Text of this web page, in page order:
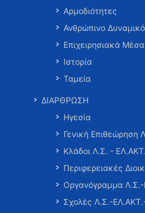
Αρμοδιότητες
Ανθρώπινο Δυναμικό
Επιχειρησιακά Μέσα
Ιστορία
Ταμεία
ΔΙΑΡΘΡΩΣΗ
Ηγεσία
Γενική Επιθεώρηση
Κλάδοι Λ.Σ. - ΕΛ.ΑΚΤ.
Περιφερειακές
Οργανόγραμμα
Σχολές Λ.Σ.-